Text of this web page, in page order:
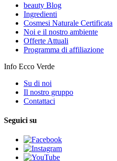
beauty Blog
Ingredienti
Cosmesi Naturale Certificata
Noi e il nostro ambiente
Offerte Attuali
Programma di affiliazione
Info Ecco Verde
Su di noi
Il nostro gruppo
Contattaci
Seguici su